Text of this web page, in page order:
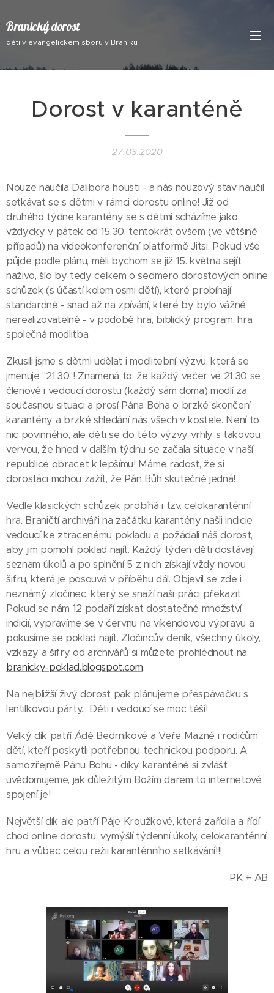
Branický dorost
děti v evangelickém sboru v Braníku
Dorost v karanténě
27.03.2020
Nouze naučila Dalibora housti - a nás nouzový stav naučil
setkávat se s dětmi v rámci dorostu online! Již od
druhého týdne karantény se s dětmi scházíme jako
vždycky v pátek od 15.30, tentokrát ovšem (ve většině
případů) na videokonferenční platformě Jitsi. Pokud vše
půjde podle plánu, měli bychom se již 15. května sejít
naživo, šlo by tedy celkem o sedmero dorostových online
schůzek (s účastí kolem osmi dětí), které probíhají
standardně - snad až na zpívání, které by bylo vážně
nerealizovatelné - v podobě hra, biblický program, hra,
společná modlitba.
Zkusili jsme s dětmi udělat i modlitební výzvu, která se
jmenuje "21.30"! Znamená to, že každý večer ve 21.30 se
členové i vedoucí dorostu (každý sám doma) modlí za
současnou situaci a prosí Pána Boha o brzké skončení
karantény a brzké shledání nás všech v kostele. Není to
nic povinného, ale děti se do této výzvy vrhly s takovou
vervou, že hned v dalším týdnu se začala situace v naší
republice obracet k lepšímu! Máme radost, že si
dorosťáci mohou zažít, že Pán Bůh skutečně jedná!
Vedle klasických schůzek probíhá i tzv. celokaranténní
hra. Braničtí archiváři na začátku karantény našli indicie
vedoucí ke ztracenému pokladu a požádali náš dorost,
aby jim pomohl poklad najít. Každý týden děti dostávají
seznam úkolů a po splnění 5 z nich získají vždy novou
šifru, která je posouvá v příběhu dál. Objevil se zde i
neznámý zločinec, který se snaží naši práci překazit.
Pokud se nám 12 podaří získat dostatečné množství
indicií, vypravíme se v červnu na víkendovou výpravu a
pokusíme se poklad najít. Zločincův deník, všechny úkoly,
vzkazy a šifry od archivářů si můžete prohlédnout na
branicky-poklad.blogspot.com.
Na nejbližší živý dorost pak plánujeme přespávačku s
lentilkovou párty... Děti i vedoucí se moc těší!
Velký dík patří Ádě Bedrníkové a Veře Mazné i rodičům
dětí, kteří poskytli potřebnou technickou podporu. A
samozřejmě Pánu Bohu - díky karanténě si zvlášť
uvědomujeme, jak důležitým Božím darem to internetové
spojení je!
Největší dík ale patří Páje Kroužkové, která zařídila a řídí
chod online dorostu, vymýšlí týdenní úkoly, celokaranténní
hru a vůbec celou režii karanténního setkávání!!!
PK + AB